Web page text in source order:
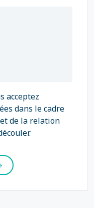
acceptez
dans le cadre
de la relation